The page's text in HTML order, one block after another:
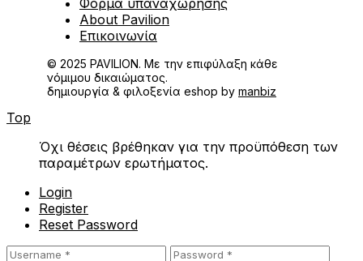
About Pavilion
Επικοινωνία
© 2025 PAVILION. Με την επιφύλαξη κάθε
νόμιμου δικαιώματος.
δημιουργία & φιλοξενία eshop by manbiz
Top
Όχι θέσεις βρέθηκαν για την προϋπόθεση των
παραμέτρων ερωτήματος.
Login
Register
Reset Password